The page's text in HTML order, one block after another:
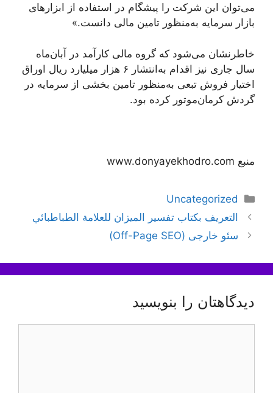
می‌توان این شرکت را پیشگام در استفاده از ابزارهای
بازار سرمایه به‌منظور تامین مالی دانست.»
خاطرنشان می‌شود که گروه مالی کارآمد در آبان‌ماه
سال جاری نیز اقدام به‌انتشار ۶ هزار میلیارد ریال اوراق
اختیار فروش تبعی به‌منظور تامین بخشی از سرمایه در
گردش کرمان‌موتور کرده بود.
منبع www.donyayekhodro.com
دسته‌ها
Uncategorized
ناوبری
نوشته‌ها
التعريف بكتاب تفسير الميزان للعلامة الطباطبائي
سئو خارجی (Off-Page SEO)
دیدگاهتان را بنویسید